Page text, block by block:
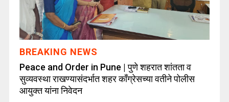
BREAKING NEWS
Peace and Order in Pune | पुणे शहरात शांतता व
सुव्यवस्था राखण्यासंदर्भात शहर काँग्रेसच्या वतीने पोलीस
आयुक्त यांना निवेदन